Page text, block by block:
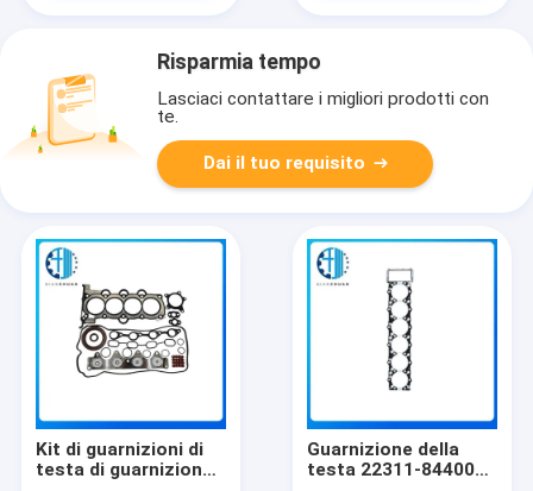
Risparmia tempo
Lasciaci contattare i migliori prodotti con
te.
Dai il tuo requisito
Kit di guarnizioni di
testa di guarnizione
Guarnizione della
testa 22311-84400